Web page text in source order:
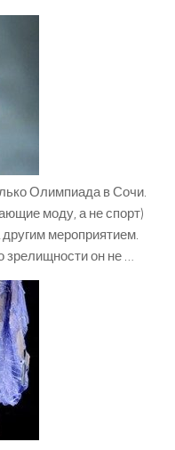
Олимпиада в Сочи.
моду, а не спорт)
мероприятием.
зрелищности он не …